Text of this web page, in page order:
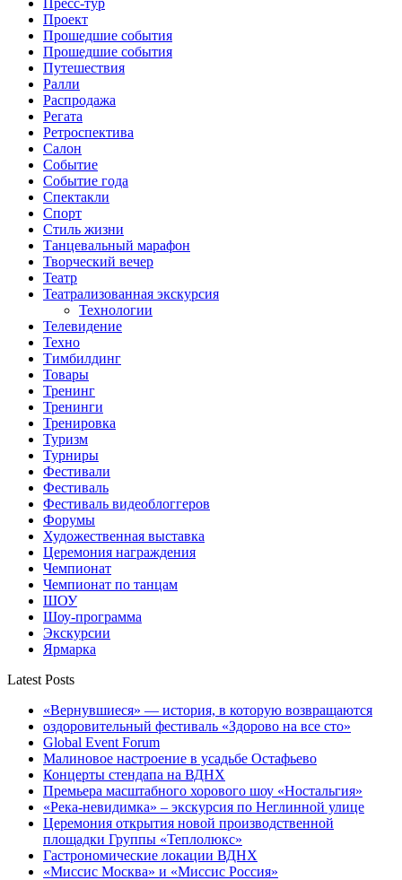
Проект
Прошедшие события
Прошедшие события
Путешествия
Ралли
Распродажа
Регата
Ретроспектива
Салон
Событие
Событие года
Спектакли
Спорт
Стиль жизни
Танцевальный марафон
Творческий вечер
Театр
Театрализованная экскурсия
Технологии
Телевидение
Техно
Тимбилдинг
Товары
Тренинг
Тренинги
Тренировка
Туризм
Турниры
Фестивали
Фестиваль
Фестиваль видеоблоггеров
Форумы
Художественная выставка
Церемония награждения
Чемпионат
Чемпионат по танцам
ШОУ
Шоу-программа
Экскурсии
Ярмарка
Latest Posts
«Вернувшиеся» — история, в которую возвращаются
оздоровительный фестиваль «Здорово на все сто»
Global Event Forum
Малиновое настроение в усадьбе Остафьево
Концерты стендапа на ВДНХ
Премьера масштабного хорового шоу «Ностальгия»
«Река-невидимка» – экскурсия по Неглинной улице
Церемония открытия новой производственной
площадки Группы «Теплолюкс»
Гастрономические локации ВДНХ
«Миссис Москва» и «Миссис Россия»